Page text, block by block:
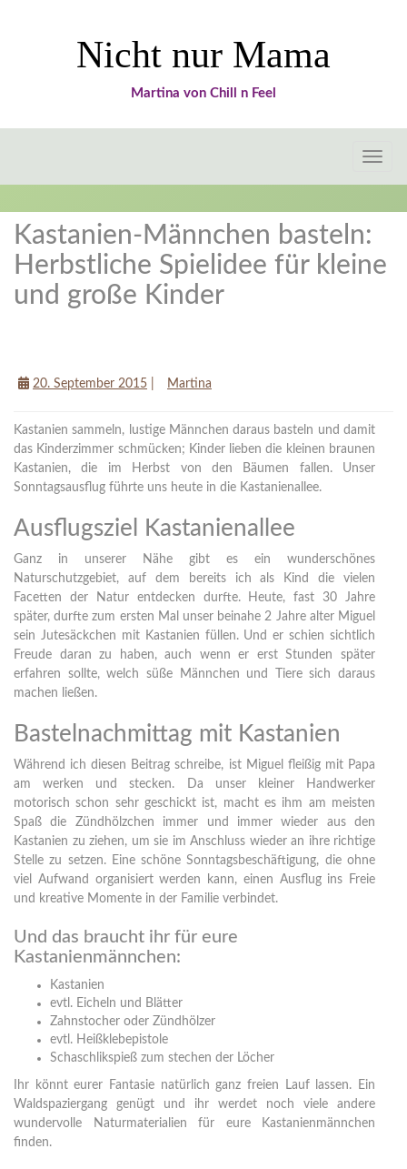
Nicht nur Mama
Martina von Chill n Feel
Toggle
Kastanien-Männchen basteln:
Herbstliche Spielidee für kleine
und große Kinder
20. September 2015 Martina
Kastanien sammeln, lustige Männchen daraus basteln und damit
das Kinderzimmer schmücken; Kinder lieben die kleinen braunen
Kastanien, die im Herbst von den Bäumen fallen. Unser
Sonntagsausflug führte uns heute in die Kastanienallee.
Ausflugsziel Kastanienallee
Ganz in unserer Nähe gibt es ein wunderschönes
Naturschutzgebiet, auf dem bereits ich als Kind die vielen
Facetten der Natur entdecken durfte. Heute, fast 30 Jahre
später, durfte zum ersten Mal unser beinahe 2 Jahre alter Miguel
sein Jutesäckchen mit Kastanien füllen. Und er schien sichtlich
Freude daran zu haben, auch wenn er erst Stunden später
erfahren sollte, welch süße Männchen und Tiere sich daraus
machen ließen.
Bastelnachmittag mit Kastanien
Während ich diesen Beitrag schreibe, ist Miguel fleißig mit Papa
am werken und stecken. Da unser kleiner Handwerker
motorisch schon sehr geschickt ist, macht es ihm am meisten
Spaß die Zündhölzchen immer und immer wieder aus den
Kastanien zu ziehen, um sie im Anschluss wieder an ihre richtige
Stelle zu setzen. Eine schöne Sonntagsbeschäftigung, die ohne
viel Aufwand organisiert werden kann, einen Ausflug ins Freie
und kreative Momente in der Familie verbindet.
Und das braucht ihr für eure
Kastanienmännchen:
Kastanien
evtl. Eicheln und Blätter
Zahnstocher oder Zündhölzer
evtl. Heißklebepistole
Schaschlikspieß zum stechen der Löcher
Ihr könnt eurer Fantasie natürlich ganz freien Lauf lassen. Ein
Waldspaziergang genügt und ihr werdet noch viele andere
wundervolle Naturmaterialien für eure Kastanienmännchen
finden.